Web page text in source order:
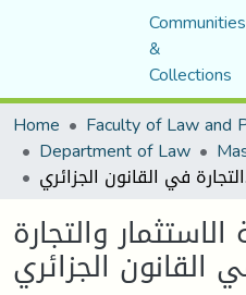
Communities
&
Collections
Home
Department of Law
والتجارة
القانون الجزائري